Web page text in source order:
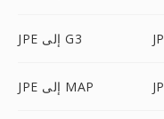
JPE إلى G3
JPE إلى MAP